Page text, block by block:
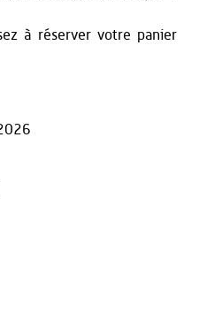
à réserver votre panier